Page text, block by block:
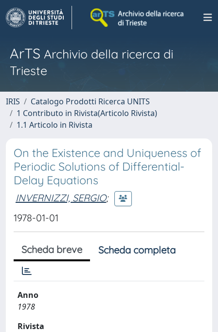
ArTS Archivio della ricerca di
Trieste
IRIS
Catalogo Prodotti Ricerca UNITS
1 Contributo in Rivista(Articolo Rivista)
1.1 Articolo in Rivista
On the Existence and Uniqueness of
Periodic Solutions of Differential-
Delay Equations
INVERNIZZI, SERGIO;
1978-01-01
Scheda breve Scheda completa
Anno
1978
Rivista